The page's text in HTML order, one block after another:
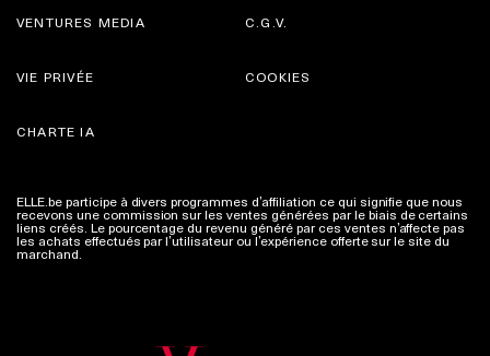
VENTURES MEDIA C.G.V.
VIE PRIVÉE
CHARTE IA
COOKIES
ELLE.be participe à divers programmes d’affiliation ce qui signifie que nous
recevons une commission sur les ventes générées par le biais de certains
liens créés. Le pourcentage du revenu généré par ces ventes n’affecte pas
les achats effectués par l’utilisateur ou l’expérience offerte sur le site du
marchand. Plus d'infos